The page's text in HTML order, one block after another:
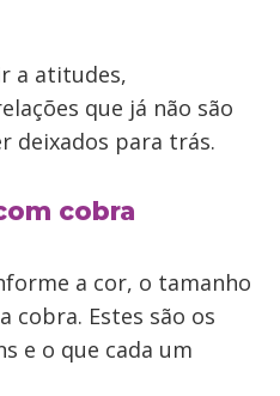
a atitudes,
que já não são
deixados para trás.
cobra
a cor, o tamanho
cobra. Estes são os
e o que cada um